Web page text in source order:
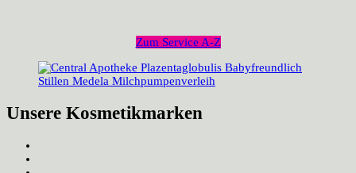
Zum Service A-Z
Unsere Kosmetikmarken